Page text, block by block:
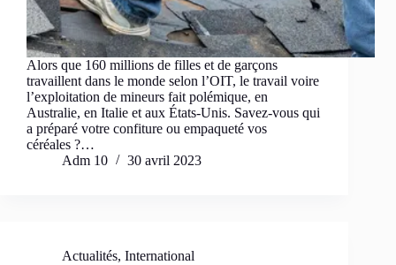
Alors que 160 millions de filles et de garçons
travaillent dans le monde selon l’OIT, le travail voire
l’exploitation de mineurs fait polémique, en
Australie, en Italie et aux États-Unis. Savez-vous qui
a préparé votre confiture ou empaqueté vos
céréales ?…
Adm 10
30 avril 2023
Actualités, International